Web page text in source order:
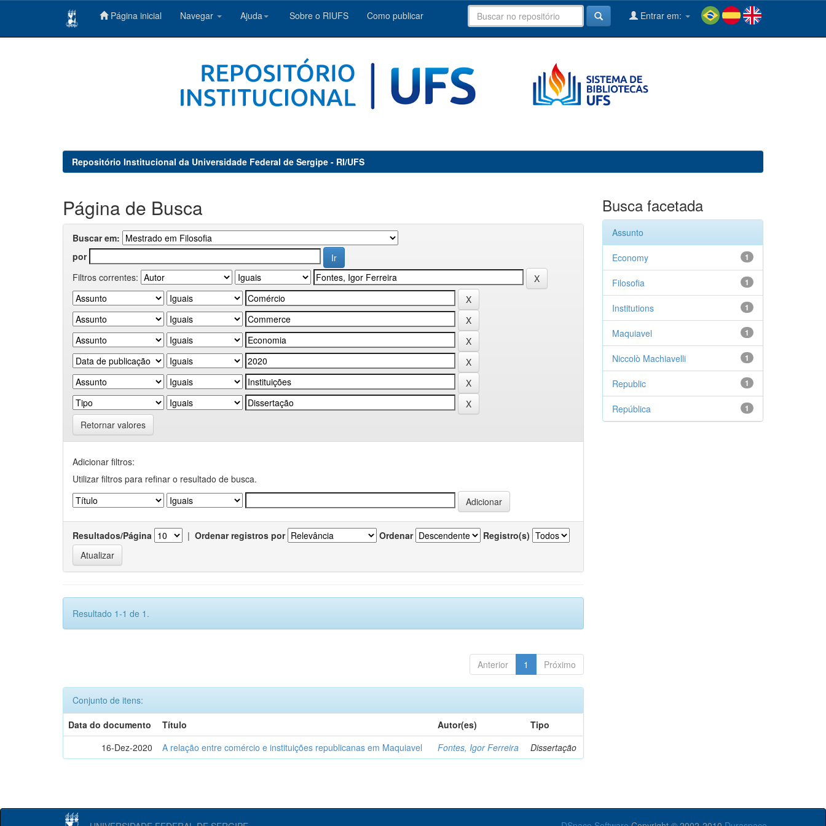
Página inicial Navegar Ajuda Sobre o RIUFS Como publicar Entrar em:
Repositório Institucional da Universidade Federal de Sergipe - RI/UFS
Página de Busca
Buscar em:
por
Filtros correntes:
Retornar valores
Adicionar filtros:
Utilizar filtros para refinar o resultado de busca.
Resultados/Página | Ordenar registros por Ordenar Registro(s)
Resultado 1-1 de 1.
Anterior 1 Próximo
Conjunto de itens:
Data do documento
Título Autor(es)
Tipo
16-Dez-2020
A relação entre comércio e instituições republicanas em Maquiavel Fontes, Igor Ferreira Dissertação
Busca facetada
Assunto
1
Economy
1
Filosofia
1
Institutions
1
Maquiavel
1
Niccolò Machiavelli
1
Republic
1
República